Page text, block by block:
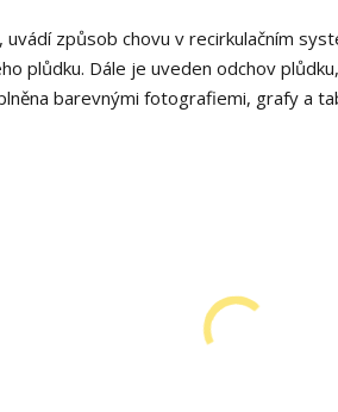
způsob chovu v recirkulačním
plůdku. Dále je uveden odchov
barevnými fotografiemi, grafy a